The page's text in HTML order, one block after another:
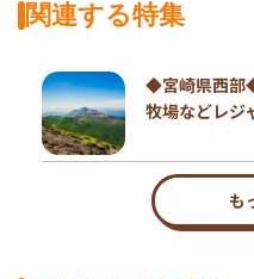
関連する特集
◆宮崎県西部
牧場などレジ
も